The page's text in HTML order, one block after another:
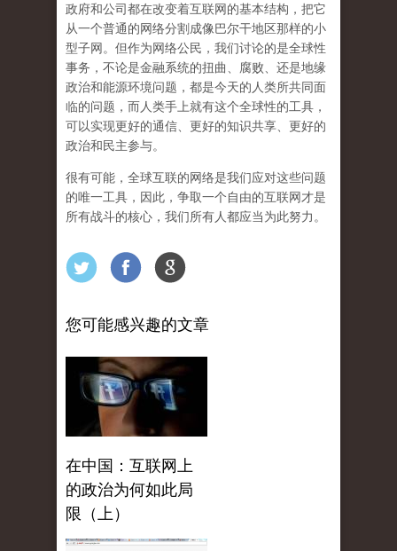
政府和公司都在改变着互联网的基本结构，把它
从一个普通的网络分割成像巴尔干地区那样的小
型子网。但作为网络公民，我们讨论的是全球性
事务，不论是金融系统的扭曲、腐败、还是地缘
政治和能源环境问题，都是今天的人类所共同面
临的问题，而人类手上就有这个全球性的工具，
可以实现更好的通信、更好的知识共享、更好的
政治和民主参与。
很有可能， 全球互联的网络是我们应对这些问题
的唯一工具，因此，争取一个自由的互联网才是
所有战斗的核心，我们所有人都应当为此努力。
您可能感兴趣的文章
在中国：互联网上
的政治为何如此局
限（上）